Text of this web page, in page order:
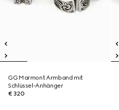
GG Marmont Armband mit
Schlüssel-Anhänger
€ 320